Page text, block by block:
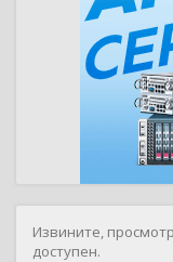
Извините,
доступен.